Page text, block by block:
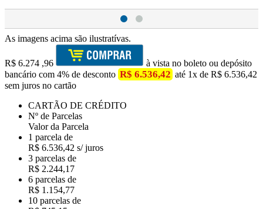
As imagens acima são ilustratívas.
R$ 6.274 ,96
à vista no boleto ou depósito
bancário com 4% de desconto R$ 6.536,42 até 1x de R$ 6.536,42
sem juros no cartão
CARTÃO DE CRÉDITO
Nº de Parcelas
Valor da Parcela
1 parcela de
R$ 6.536,42 s/ juros
3 parcelas de
R$ 2.244,17
6 parcelas de
R$ 1.154,77
10 parcelas de